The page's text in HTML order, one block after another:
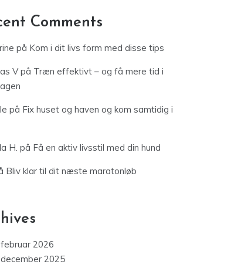
februar 2026
august 2025
juni 2025
marts 2025
november 2024
juli 2024
maj 2024